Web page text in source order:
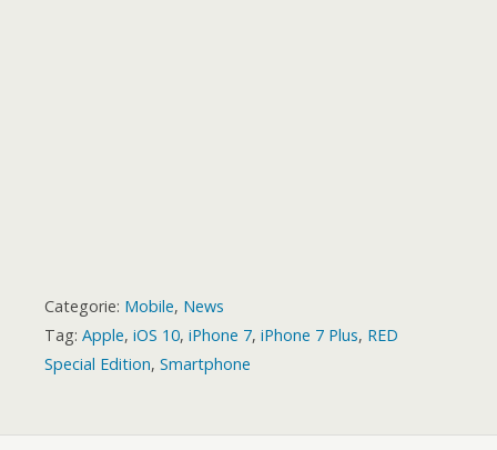
Categorie: Mobile, News
Tag: Apple, iOS 10, iPhone 7, iPhone 7 Plus, RED
Special Edition, Smartphone